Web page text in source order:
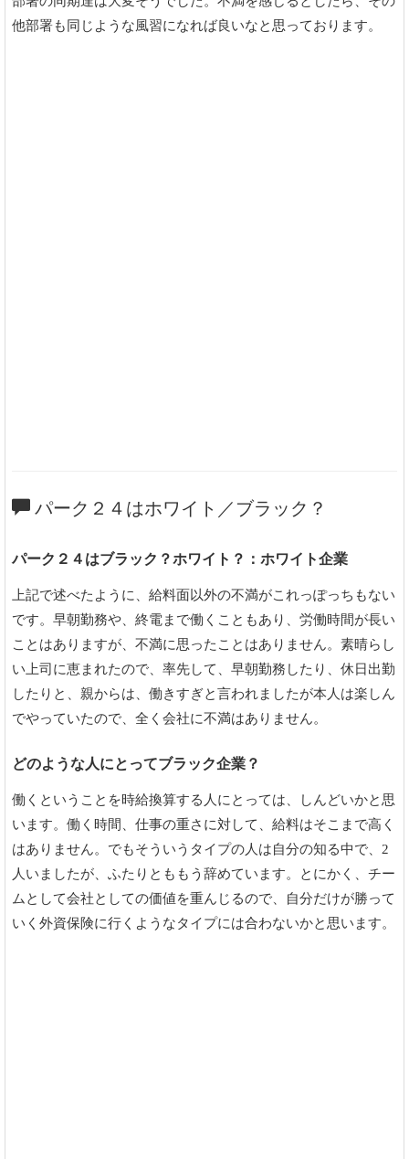
他部署も同じような風習になれば良いなと思っております。
パーク２４はホワイト／ブラック？
パーク２４はブラック？ホワイト？：ホワイト企業
上記で述べたように、給料面以外の不満がこれっぽっちもない
です。早朝勤務や、終電まで働くこともあり、労働時間が長い
ことはありますが、不満に思ったことはありません。素晴らし
い上司に恵まれたので、率先して、早朝勤務したり、休日出勤
したりと、親からは、働きすぎと言われましたが本人は楽しん
でやっていたので、全く会社に不満はありません。
どのような人にとってブラック企業？
働くということを時給換算する人にとっては、しんどいかと思
います。働く時間、仕事の重さに対して、給料はそこまで高く
はありません。でもそういうタイプの人は自分の知る中で、2
人いましたが、ふたりとももう辞めています。とにかく、チー
ムとして会社としての価値を重んじるので、自分だけが勝って
いく外資保険に行くようなタイプには合わないかと思います。